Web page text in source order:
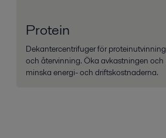
Protein
Dekantercentrifuger för proteinutvinning
och återvinning. Öka avkastningen och
minska energi- och driftskostnaderna.